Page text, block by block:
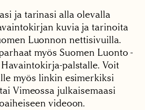
ja tarinasi alla olevalla
kuvia ja tarinoita
Luonnon nettisivuilla.
myös Suomen Luonto -
palstalle. Voit
myös linkin esimerkiksi
Vimeossa julkaisemaasi
videoon.